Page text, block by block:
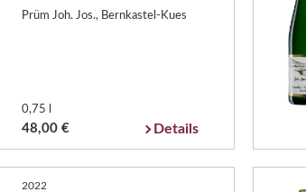
Prüm Joh. Jos., Bernkastel-Kues
0,75 l
48,00 € Details
2022